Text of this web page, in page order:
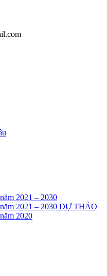
2021 – 2030
2021 – 2030 DỰ THẢO
2020